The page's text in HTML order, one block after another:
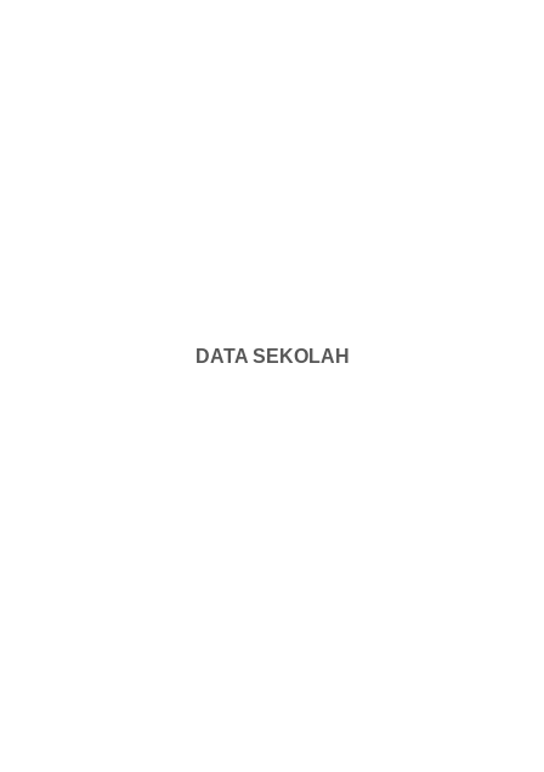
DATA SEKOLAH